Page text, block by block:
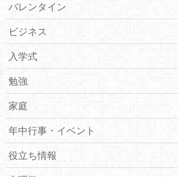
バレンタイン
ビジネス
入学式
勉強
家庭
年中行事・イベント
役立ち情報